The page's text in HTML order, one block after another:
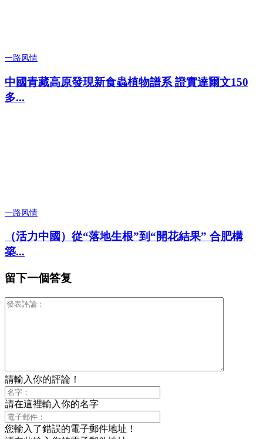
一路风情
中國青藏高原發現新食蟲植物譜系 證實達爾文150
多...
一路风情
（活力中國）從“落地生根”到“開花結果” 合肥構
築...
留下一個答复
請輸入你的評論！
請在這裡輸入你的名字
您輸入了錯誤的電子郵件地址！